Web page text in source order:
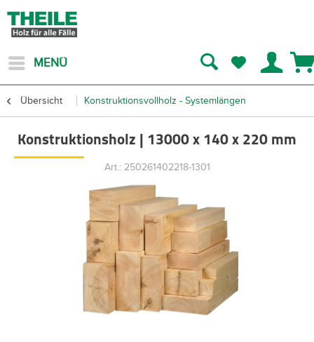
MENÜ
Übersicht Konstruktionsvollholz - Systemlängen
Konstruktionsholz | 13000 x 140 x 220 mm
Art.: 250261402218-1301